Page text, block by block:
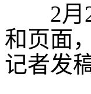
2月26
和页面
记者发